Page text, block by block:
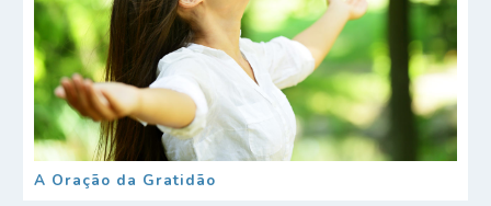
A Oração da Gratidão